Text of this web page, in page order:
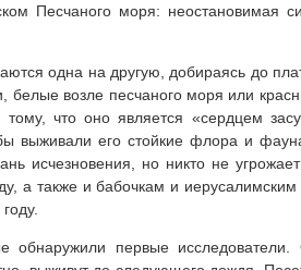
Песчаного моря: неостановимая
одна на другую, добираясь до
белые возле песчаного моря или
что оно является «сердцем
выживали его стойкие флора и
исчезновения, но никто не
а также и бабочкам и
обнаружили первые